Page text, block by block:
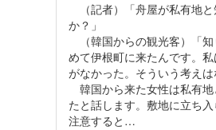
（記者）「舟屋が私有地と
か？」
（韓国からの観光客）「
めて伊根町に来たんです。
がなかった。そういう考えは
韓国から来た女性は私有
たと話します。敷地に立ち
注意すると…